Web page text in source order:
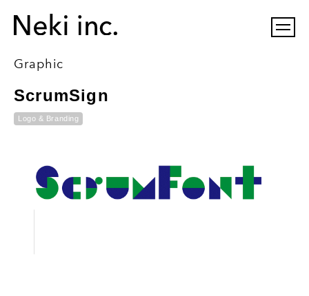
Graphic
ScrumSign
Logo & Branding